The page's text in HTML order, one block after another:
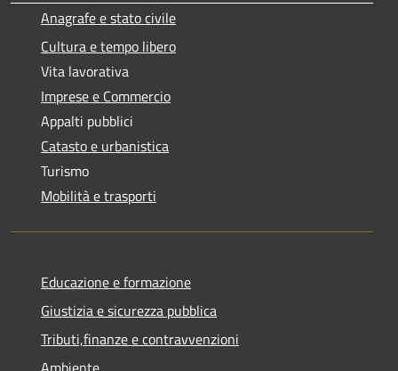
Anagrafe e stato civile
Cultura e tempo libero
Vita lavorativa
Imprese e Commercio
Appalti pubblici
Catasto e urbanistica
Turismo
Mobilità e trasporti
Educazione e formazione
Giustizia e sicurezza pubblica
Tributi,finanze e contravvenzioni